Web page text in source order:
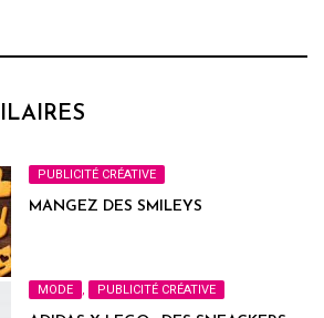
PUBLICITÉ CRÉATIVE
MANGEZ DES SMILEYS
MODE , PUBLICITÉ CRÉATIVE